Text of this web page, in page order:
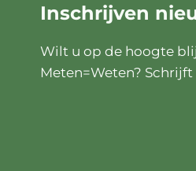
Inschrijven
Wilt u op de hoogte
Meten=Weten?